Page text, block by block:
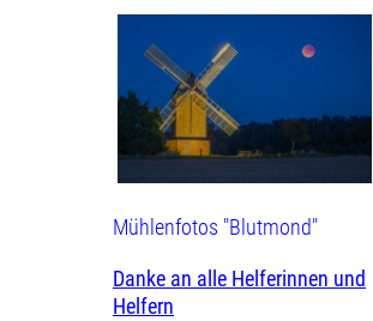
Mühlenfotos "Blutmond"
Danke an alle Helferinnen und
Helfern